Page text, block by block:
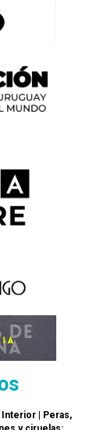
Interior | Peras,